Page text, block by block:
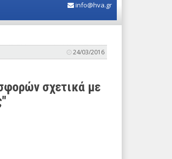
info@hva.gr
24/03/2016
σχετικά με